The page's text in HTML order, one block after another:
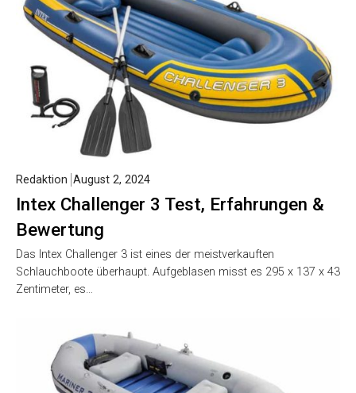
Intex Challenger 3 Test, Erfahrungen &
Bewertung
Redaktion August 2, 2024
Das Intex Challenger 3 ist eines der meistverkauften
Schlauchboote überhaupt. Aufgeblasen misst es 295 x 137 x 43
Zentimeter, es…